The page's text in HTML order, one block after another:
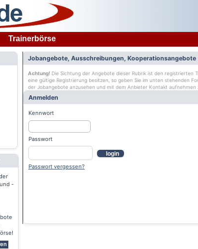
Trainerbörse
-
Jobangebote, Ausschreibungen, Kooperationsangebote
Achtung! Die Sichtung der Angebote dieser Rubrik ist den registrierten
eine gültige Registrierung besitzen, so geben Sie im unten stehenden
der Jobangebote anzusehen und mit dem Anbieter Kontakt aufnehmen
Anmelden
Kennwort
Passwort
login
Passwort vergessen?